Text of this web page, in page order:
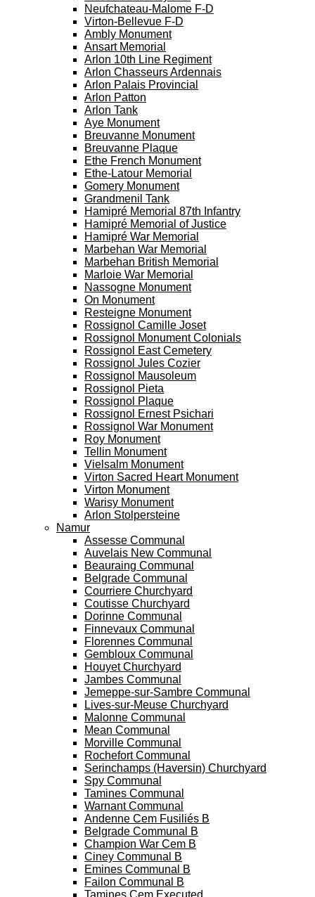
Neufchateau-Malome F-D
Virton-Bellevue F-D
Ambly Monument
Ansart Memorial
Arlon 10th Line Regiment
Arlon Chasseurs Ardennais
Arlon Palais Provincial
Arlon Patton
Arlon Tank
Aye Monument
Breuvanne Monument
Breuvanne Plaque
Ethe French Monument
Ethe-Latour Memorial
Gomery Monument
Grandmenil Tank
Hamipré Memorial 87th Infantry
Hamipré Memorial of Justice
Hamipré War Memorial
Marbehan War Memorial
Marbehan British Memorial
Marloie War Memorial
Nassogne Monument
On Monument
Resteigne Monument
Rossignol Camille Joset
Rossignol Monument Colonials
Rossignol East Cemetery
Rossignol Jules Cozier
Rossignol Mausoleum
Rossignol Pieta
Rossignol Plaque
Rossignol Ernest Psichari
Rossignol War Monument
Roy Monument
Tellin Monument
Vielsalm Monument
Virton Sacred Heart Monument
Virton Monument
Warisy Monument
Arlon Stolpersteine
Namur
Assesse Communal
Auvelais New Communal
Beauraing Communal
Belgrade Communal
Courriere Churchyard
Coutisse Churchyard
Dorinne Communal
Finnevaux Communal
Florennes Communal
Gembloux Communal
Houyet Churchyard
Jambes Communal
Jemeppe-sur-Sambre Communal
Lives-sur-Meuse Churchyard
Malonne Communal
Mean Communal
Morville Communal
Rochefort Communal
Serinchamps (Haversin) Churchyard
Spy Communal
Tamines Communal
Warnant Communal
Andenne Cem Fusiliés B
Belgrade Communal B
Champion War Cem B
Ciney Communal B
Emines Communal B
Failon Communal B
Tamines Cem Executed